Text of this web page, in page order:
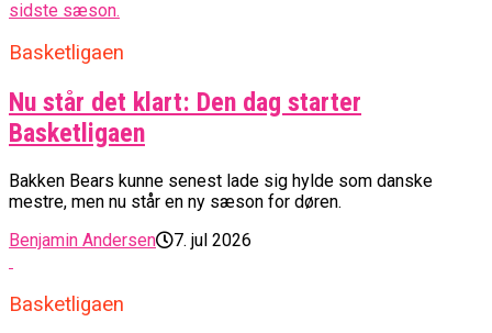
Basketligaen
Nu står det klart: Den dag starter
Basketligaen
Bakken Bears kunne senest lade sig hylde som danske
mestre, men nu står en ny sæson for døren.
Benjamin Andersen
7. jul 2026
Basketligaen